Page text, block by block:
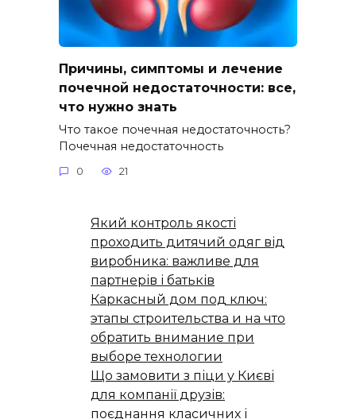
Причины, симптомы и лечение
почечной недостаточности: все,
что нужно знать
Что такое почечная недостаточность?
Почечная недостаточность
0 21
Який контроль якості
проходить дитячий одяг від
виробника: важливе для
партнерів і батьків
Каркасный дом под ключ:
этапы строительства и на что
обратить внимание при
выборе технологии
Що замовити з піци у Києві
для компанії друзів:
поєднання класичних і